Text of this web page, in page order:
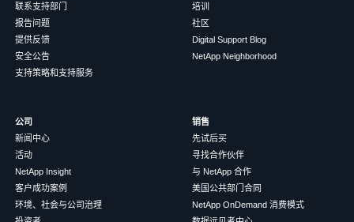
联系支持部门
报告问题
提供反馈
安全公告
支持策略和支持服务
培训
社区
Digital Support Blog
NetApp Neighborhood
公司
新闻中心
活动
NetApp Insight
客户成功案例
环境、社会与公司治理
销售
先试后买
寻找合作伙伴
与 NetApp 合作
美国公共部门合同
NetApp OnDemand 消费模式